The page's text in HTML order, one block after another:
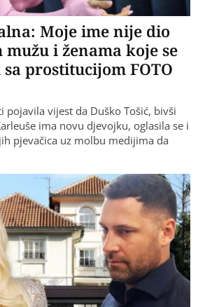
Moje ime nije dio
i ženama koje se
prostitucijom FOTO
pojavila vijest da Duško Tošić, bivši
ima novu djevojku, oglasila se i
pjevačica uz molbu medijima da